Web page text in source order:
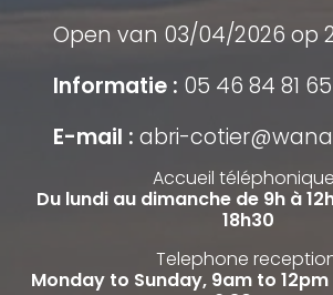
Open van 03/04/2026 op
Informatie : 05 46 84 81 65
E-mail : abri-
Accueil
Du lundi au dimanche de 9h à
18h30
Telephone
Monday to Sunday, 9am to